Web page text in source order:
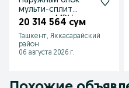
мульти-сплит
системы MDV
20 314 564 сум
Ташкент, Яккасарайский
район
06 августа 2026 г.